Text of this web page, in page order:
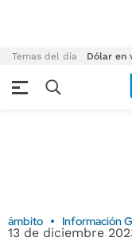
Temas del día Dólar en
ámbito Información
13 de diciembre